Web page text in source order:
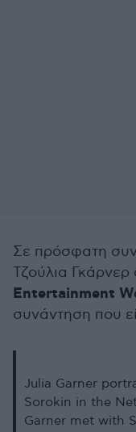
Σε πρόσφατη
Τζούλια Γκάρνερ
Entertainment
συνάντηση που
Julia Garner
Sorokin in the
Garner met with